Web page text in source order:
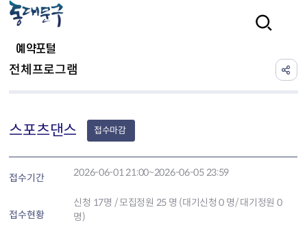
예약포털
전체프로그램
스포츠댄스 접수마감
접수기간 2026-06-01 21:00~2026-06-05 23:59
접수현황
신청 17명 / 모집정원 25 명 (대기신청 0 명/ 대기정원 0
명)